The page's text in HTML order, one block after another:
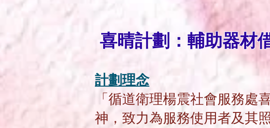
喜晴計劃：輔助器材
計劃理念
「循道衛理楊震社會服務處
神，致力為服務使用者及其